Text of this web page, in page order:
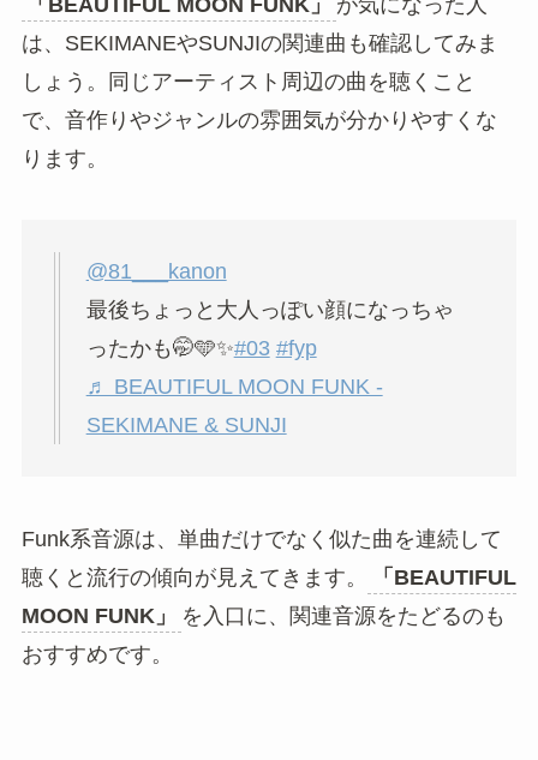
は、SEKIMANEやSUNJIの関連曲も確認してみま
しょう。同じアーティスト周辺の曲を聴くこと
で、音作りやジャンルの雰囲気が分かりやすくな
ります。
@81___kanon
最後ちょっと大人っぽい顔になっちゃ
ったかも🤭🩵✨#03 #fyp
♬ BEAUTIFUL MOON FUNK -
SEKIMANE & SUNJI
Funk系音源は、単曲だけでなく似た曲を連続して
聴くと流行の傾向が見えてきます。
「BEAUTIFUL
MOON FUNK」
を入口に、関連音源をたどるのも
おすすめです。